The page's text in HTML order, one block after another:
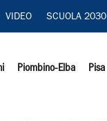
VIDEO SCUOLA 2030
Piombino-Elba Pisa